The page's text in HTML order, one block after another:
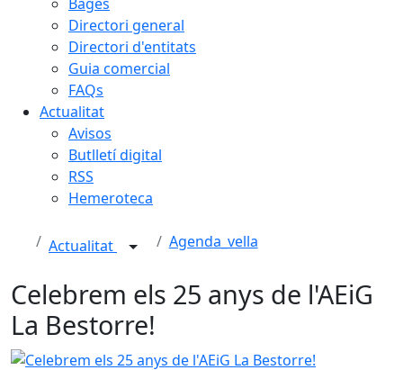
Directori general
Directori d'entitats
Guia comercial
FAQs
Actualitat
Avisos
Butlletí digital
RSS
Hemeroteca
Actualitat Agenda_vella
Celebrem els 25 anys de l'AEiG
La Bestorre!
Celebrem els 25 anys de l'AEiG La Bestorre!